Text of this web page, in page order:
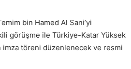
bin Hamed Al Sani’yi
görüşme ile Türkiye-Katar Yüksek
imza töreni düzenlenecek ve resmi